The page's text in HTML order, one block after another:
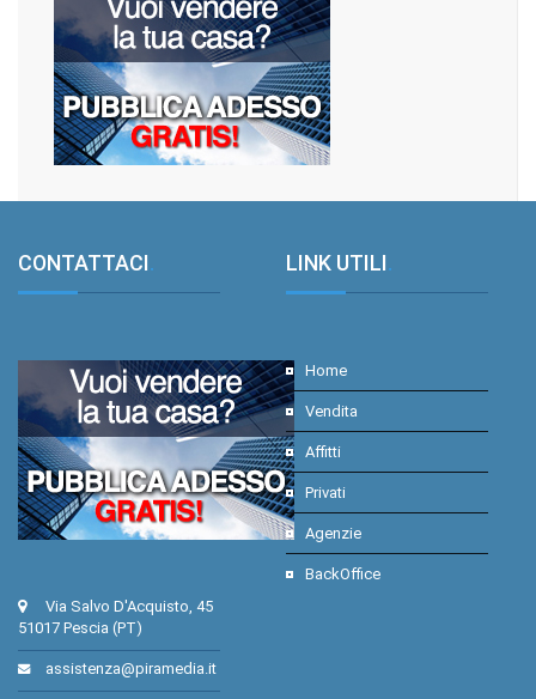
CONTATTACI.
Via Salvo D'Acquisto, 45
51017 Pescia (PT)
assistenza@piramedia.it
LINK UTILI.
Home
Vendita
Affitti
Privati
Agenzie
BackOffice